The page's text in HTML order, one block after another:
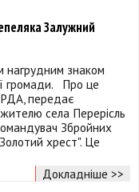
Залужний
нагрудним знаком
громади. Про це
РДА, передає
села Перерісль
Збройних
хрест". Це
Докладніше >>